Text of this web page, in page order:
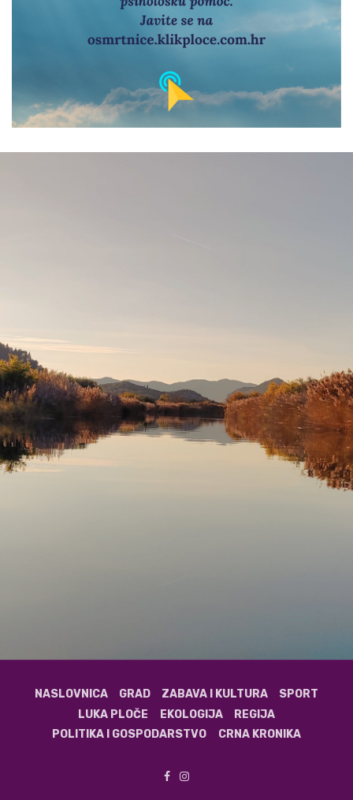
NASLOVNICA GRAD ZABAVA I KULTURA
SPORT
LUKA PLOČE
EKOLOGIJA
REGIJA
POLITIKA I GOSPODARSTVO
CRNA KRONIKA